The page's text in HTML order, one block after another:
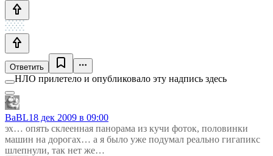
Ответить
НЛО прилетело и опубликовало эту надпись здесь
BaBL18 дек 2009 в 09:00
эх… опять склеенная панорама из кучи фоток, половинки
машин на дорогах… а я было уже подумал реально гигапикс
шлепнули, так нет же…